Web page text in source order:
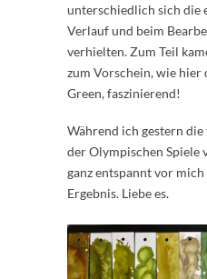
unterschiedlich sich die
Verlauf und beim
verhielten. Zum Teil
zum Vorschein, wie hier
Green, faszinierend!
Während ich gestern
der Olympischen Spiele
ganz entspannt vor
Ergebnis. Liebe es.